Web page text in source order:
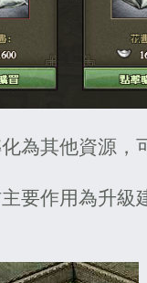
其他資源，
作用為升級